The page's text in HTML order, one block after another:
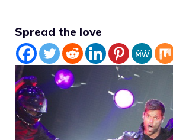
Spread the love